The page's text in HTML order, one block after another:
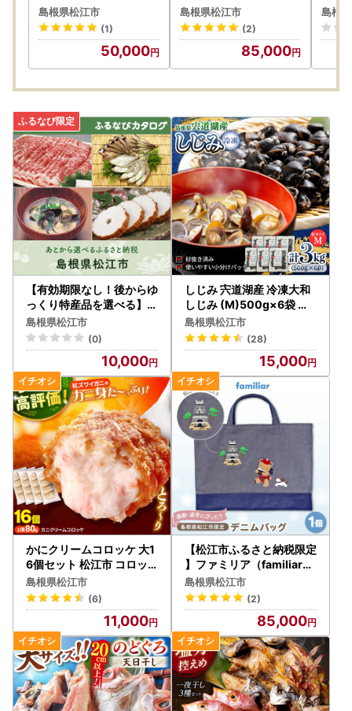
【自治体マイページについて】
松江市では、寄附者の皆様がご利用いただける Web ページ
「自治体マイページ」をご用意いたしました。
自治体マイページにログイン頂くことで、
おりますので、
ぜひご活用頂けますと幸いです。
自治体マイページはこちら
※ワンストップ特例申請がオンラインで申請可能！
※確定申告用の寄附金受領証明書（ XML ）がダウンロード
可能！
そのほかにも利用可能な機能がございます。
【個人情報の取り扱いについて】
お寄せいただいた個人情報は、寄附金の受付、入金及び返礼
品発送に係る確認・連絡、各種お問い合わ
せ、寄附の使い道のお知らせの広報等に利用するものであ
り、それ以外の目的で使用するものではあり
ません。
返礼品発送に関して、必要最低限の範囲において返礼品取扱
い事業者に通知します。
※お名前に旧字体または機種依存文字などが含まれている場
合、当市からお送りするメールにおいて、
システム上一部のメールソフトにて文字化けが発生する可能
性がございます。何卒ご了承ください。
■お問合わせ先■
松江市ふるさと納税お問い合わせ窓口
TEL：050-8889-0262
FAX：050-6883-9030
受付時間：9:00～17:00
(土曜日・日曜日・祝日及び年末年始を除く)
メール：matsue@steamship.co.jp
【ふるさと納税の対象となる地方団体の指定について】
松江市は令和7年9月26日付総務大臣通知「ふるさと納税の
対象となる地方団体の指定について（通知）」にて、地方税
法（昭和25年法律第226号）第37条の2第2項及び第314条の
7第2項の規定に基づき、ふるさと納税の対象となる地方団体
として指定されました。
泊券 観光 [ALHN001］
島根県松江市
(1)
50,000
ar） デニムバッグ [ALE
G011]
島根県松江市
(2)
85,000
】島
ポイ
島根
【有効期限なし！後からゆ
っくり特産品を選べる】島
根県松江市カタログポイン
ト
島根県松江市
(0)
10,000
しじみ 宍道湖産 冷凍大和
しじみ (M)500g×6袋 島
根県松江市/平野缶詰有限
会社[ALBZ002]
島根県松江市
(28)
15,000
かにクリームコロッケ 大1
6個セット 松江市 コロッ
ケ ALFR001
島根県松江市
(6)
11,000
【松江市ふるさと納税限定
】ファミリア（familiar）
デニムバッグ [ALEG011]
島根県松江市
(2)
85,000